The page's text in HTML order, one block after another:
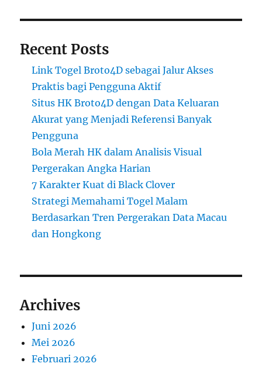
Recent Posts
Link Togel Broto4D sebagai Jalur Akses
Praktis bagi Pengguna Aktif
Situs HK Broto4D dengan Data Keluaran
Akurat yang Menjadi Referensi Banyak
Pengguna
Bola Merah HK dalam Analisis Visual
Pergerakan Angka Harian
7 Karakter Kuat di Black Clover
Strategi Memahami Togel Malam
Berdasarkan Tren Pergerakan Data Macau
dan Hongkong
Archives
Juni 2026
Mei 2026
Februari 2026